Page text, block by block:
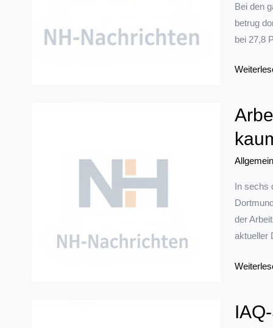
Bei den
betrug
bei 27,8
37
Schüler
in
Metropole
Ruhr
haben
eine
Allgemein
In sechs
der
aktueller
war